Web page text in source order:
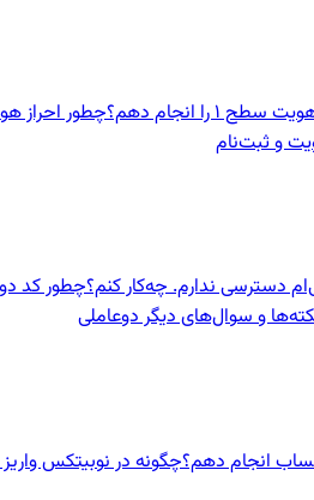
۱ را انجام دهم؟ چطور احراز هویت
و ثبت‌نام
دسترسی ندارم. چه‌کار کنم؟چطور کد دو
و سوال‌های دیگر دوعاملی
انجام دهم؟چگونه در نوبیتکس